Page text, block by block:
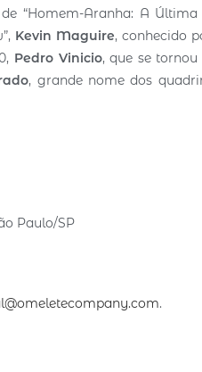
“Homem-Aranha: A Última
Kevin Maguire, conhecido
Pedro Vinicio, que se
, grande nome dos
Paulo/SP
.